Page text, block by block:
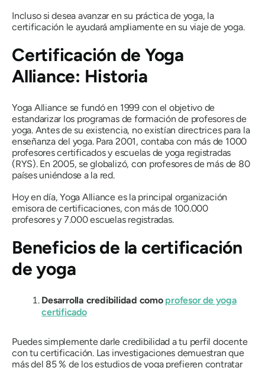
Incluso si desea avanzar en su práctica de yoga, la
certificación le ayudará ampliamente en su viaje de yoga.
Certificación de Yoga
Alliance: Historia
Yoga Alliance se fundó en 1999 con el objetivo de
estandarizar los programas de formación de profesores de
yoga. Antes de su existencia, no existían directrices para la
enseñanza del yoga. Para 2001, contaba con más de 1000
profesores certificados y escuelas de yoga registradas
(RYS). En 2005, se globalizó, con profesores de más de 80
países uniéndose a la red.
Hoy en día, Yoga Alliance es la principal organización
emisora ​​de certificaciones, con más de 100.000
profesores y 7.000 escuelas registradas.
Beneficios de la certificación
de yoga
Desarrolla credibilidad como profesor de yoga
certificado
Puedes simplemente darle credibilidad a tu perfil docente
con tu certificación. Las investigaciones demuestran que
más del 85 % de los estudios de yoga prefieren contratar